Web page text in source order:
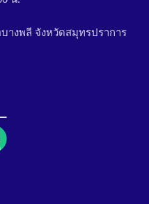
างพลี จังหวัดสมุทรปราการ